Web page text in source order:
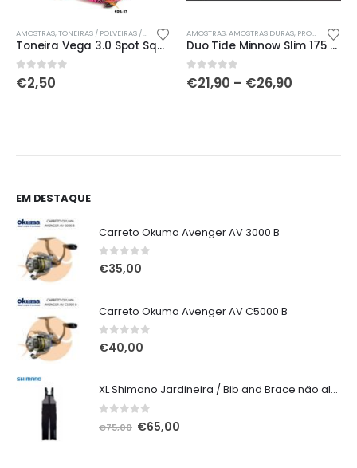
AMOSTRAS,TONEIRAS / POLVEIRAS / CARANGUEJOS
Toneira Vega 3.0 Spot Squid Jig
0out of 5
€2,50
AMOSTRAS,AMOSTRAS DURAS, PROMOÇÕES!!
Duo Tide Minnow Slim 175 Flyer
0out of 5
€21,90 – €26,90
EM DESTAQUE
Carreto Okuma Avenger AV 3000 B
0out of 5
€35,00
Carreto Okuma Avenger AV C5000 B
0out of 5
€40,00
XL Shimano Jardineira / Bib and Brace não alcochoada preta
out of 5
€75,00 O
€65,00